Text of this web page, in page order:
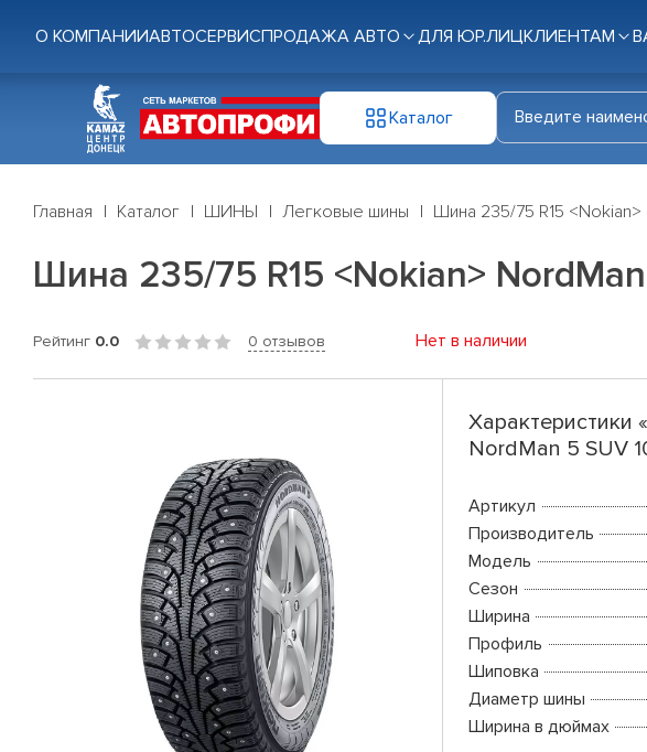
О КОМПАНИИАВТОСЕРВИСПРОДАЖА АВТО ДЛЯ ЮР.ЛИЦКЛИЕНТАМ
Каталог
Главная Каталог ШИНЫ Легковые шины Шина 235/75 R15
Шина 235/75 R15 <Nokian>
Рейтинг 0.0 0 отзывов Нет в наличии
Характеристики
NordMan 5 SUV
Артикул
Производитель
Модель
Сезон
Ширина
Профиль
Шиповка
Диаметр шины
Ширина в дюймах